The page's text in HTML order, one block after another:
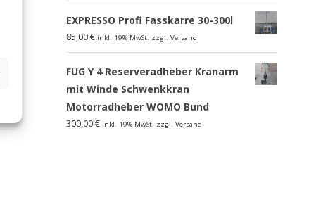
EXPRESSO Profi Fasskarre 30-300l
85,00€ inkl. 19% MwSt. zzgl. Versand
FUG Y 4 Reserveradheber Kranarm
mit Winde Schwenkkran
Motorradheber WOMO Bund
300,00€ inkl. 19% MwSt. zzgl. Versand